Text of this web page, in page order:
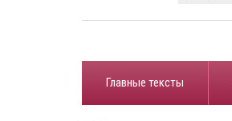
Главные тексты